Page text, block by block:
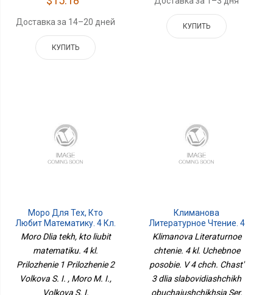
Доставка за 14–20 дней
КУПИТЬ
КУПИТЬ
Моро Для Тех, Кто
Любит Математику. 4 Кл.
Приложение 1
Приложение 2 Волкова
С. И.
Moro Dlia tekh, kto liubit
matematiku. 4 kl.
Prilozhenie 1 Prilozhenie 2
Volkova S. I. , Moro M. I.,
Volkova S. I.
Климанова
Литературное Чтение. 4
Кл. Учебное Пособие. В 4
Слабовидящих
Обучающихся Сер.
Школа России
Klimanova Literaturnoe
chtenie. 4 kl. Uchebnoe
posobie. V 4 chch. Chast'
3 dlia slabovidiashchikh
obuchaiushchikhsia Ser.